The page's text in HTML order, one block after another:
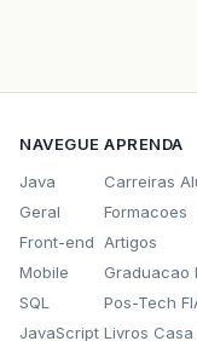
NAVEGUE
Java
Geral
Front-end
Mobile
SQL
JavaScript
APRENDA
Carreiras
Formacoes
Artigos
Graduacao
Pos-Tech
Livros